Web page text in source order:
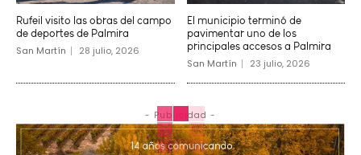
Rufeil visito las obras del campo
de deportes de Palmira
San Martín 28 julio, 2026
El municipio terminó de
pavimentar uno de los
principales accesos a Palmira
San Martín 23 julio, 2026
- Publicidad -